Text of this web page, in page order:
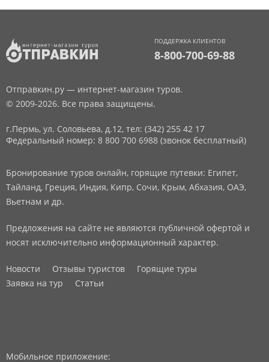
ПОДДЕРЖКА КЛИЕНТОВ
8-800-700-69-88
Отправкин.ру — интернет-магазин туров.
© 2009-2026. Все права защищены.
г.Пермь, ул. Соловьева, д.12, тел: (342) 255 42 17
Федеральный номер: 8 800 700 6988 (звонок бесплатный)
Бронирование туров онлайн, горящие путевки: Египет,
Тайланд, Греция, Индия, Кипр, Сочи, Крым, Абхазия, ОАЭ,
Вьетнам и др.
Предложения на сайте не являются публичной офертой и
носят исключительно информационный характер.
Новости Отзывы туристов
Горящие туры
Заявка на тур
Статьи
Мобильное приложение: